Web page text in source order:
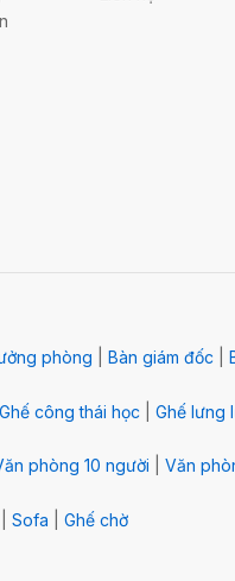
phòng Bàn giám đốc
Ghế công thái học Ghế lưng
phòng 10 người Văn
Sofa Ghế chờ